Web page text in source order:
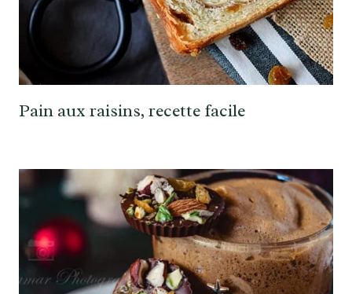
Pain aux raisins, recette facile